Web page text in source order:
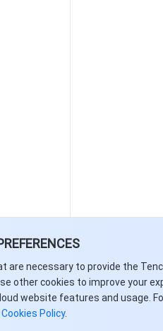
are necessary to provide the
other cookies to improve your
website features and usage.
Cookies Policy.